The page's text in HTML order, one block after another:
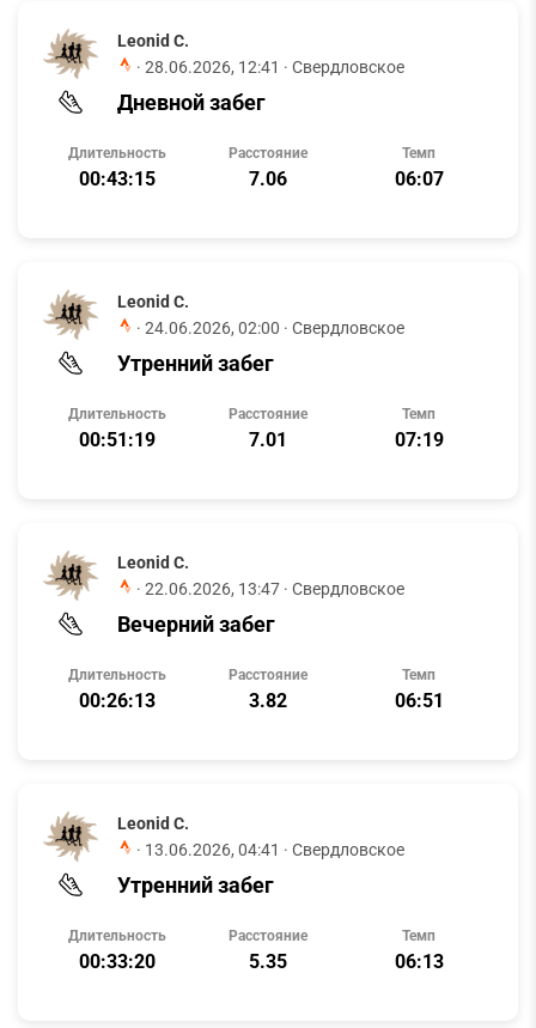
Leonid C.
· 28.06.2026, 12:41 · Свердловское
Дневной забег
Длительность
00:43:15
Расстояние
7.06
Темп
06:07
Leonid C.
· 24.06.2026, 02:00 · Свердловское
Утренний забег
Длительность
00:51:19
Расстояние
7.01
Темп
07:19
Leonid C.
· 22.06.2026, 13:47 · Свердловское
Вечерний забег
Длительность
00:26:13
Расстояние
3.82
Темп
06:51
Leonid C.
· 13.06.2026, 04:41 · Свердловское
Утренний забег
Длительность
00:33:20
Расстояние
5.35
Темп
06:13